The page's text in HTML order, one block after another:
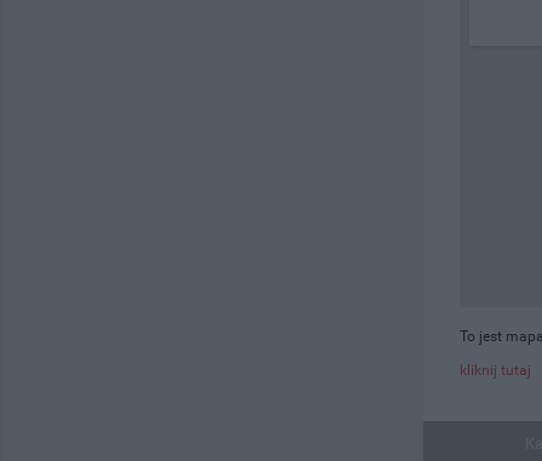
To jest
kliknij tutaj